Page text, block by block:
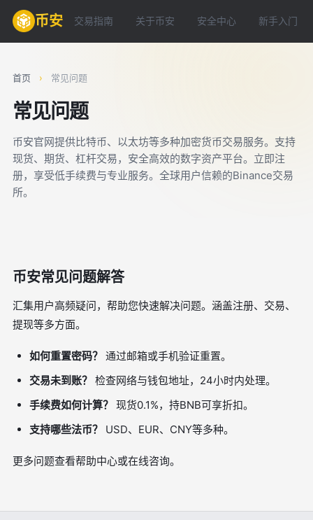
币安 交易指南 关于币安 安全中心 新手入门
首页 › 常见问题
常见问题
币安官网提供比特币、以太坊等多种加密货币交易服务。支持
现货、期货、杠杆交易，安全高效的数字资产平台。立即注
册，享受低手续费与专业服务。全球用户信赖的Binance交易
所。
币安常见问题解答
汇集用户高频疑问，帮助您快速解决问题。涵盖注册、交易、
提现等多方面。
如何重置密码？ 通过邮箱或手机验证重置。
交易未到账？ 检查网络与钱包地址，24小时内处理。
手续费如何计算？ 现货0.1%，持BNB可享折扣。
支持哪些法币？
USD、EUR、CNY等多种。
更多问题查看帮助中心或在线咨询。